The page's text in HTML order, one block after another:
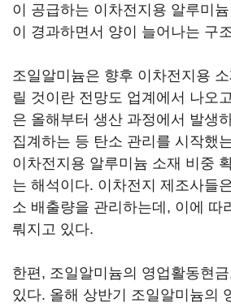
이 공급하는 이차전지용 알루미
이 경과하면서 양이 늘어나는 구
조일알미늄은 향후 이차전지용
릴 것이란 전망도 업계에서 나오
은 올해부터 생산 과정에서 발생
집계하는 등 탄소 관리를 시작했
이차전지용 알루미늄 소재 비중
는 해석이다. 이차전지 제조사들
소 배출량을 관리하는데, 이에 따
뤄지고 있다.
한편, 조일알미늄의 영업활동현
있다. 올해 상반기 조일알미늄의